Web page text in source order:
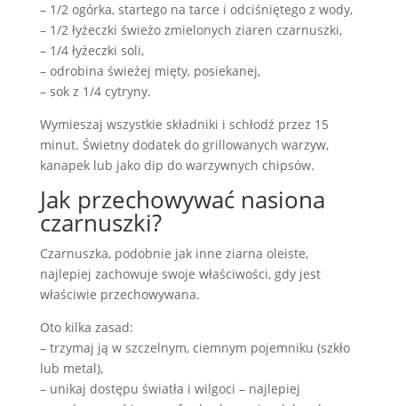
– 1/2 ogórka, startego na tarce i odciśniętego z wody,
– 1/2 łyżeczki świeżo zmielonych ziaren czarnuszki,
– 1/4 łyżeczki soli,
– odrobina świeżej mięty, posiekanej,
– sok z 1/4 cytryny.
Wymieszaj wszystkie składniki i schłodź przez 15
minut. Świetny dodatek do grillowanych warzyw,
kanapek lub jako dip do warzywnych chipsów.
Jak przechowywać nasiona
czarnuszki?
Czarnuszka, podobnie jak inne ziarna oleiste,
najlepiej zachowuje swoje właściwości, gdy jest
właściwie przechowywana.
Oto kilka zasad:
– trzymaj ją w szczelnym, ciemnym pojemniku (szkło
lub metal),
– unikaj dostępu światła i wilgoci – najlepiej